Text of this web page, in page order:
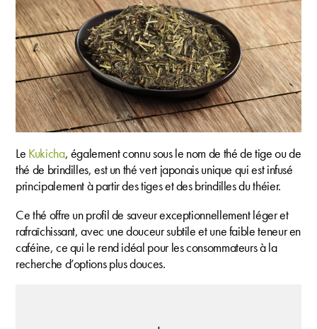
Le Kukicha, également connu sous le nom de thé de tige ou de
thé de brindilles, est un thé vert japonais unique qui est infusé
principalement à partir des tiges et des brindilles du théier.
Ce thé offre un profil de saveur exceptionnellement léger et
rafraîchissant, avec une douceur subtile et une faible teneur en
caféine, ce qui le rend idéal pour les consommateurs à la
recherche d’options plus douces.